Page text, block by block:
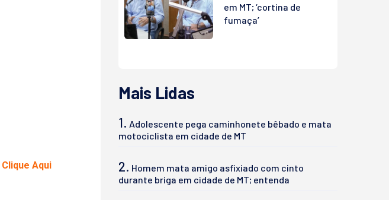
Clique Aqui
em MT; ‘cortina de
fumaça’
Mais Lidas
1. Adolescente pega caminhonete bêbado e mata
motociclista em cidade de MT
2. Homem mata amigo asfixiado com cinto
durante briga em cidade de MT; entenda